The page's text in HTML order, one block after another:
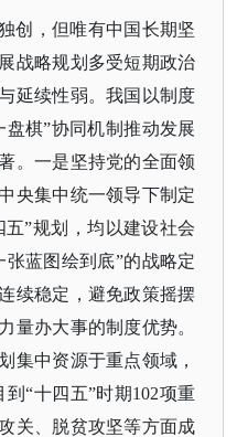
创，但唯有中国长期坚
战略规划多受短期政治
延续性弱。我国以制度
盘棋”协同机制推动发展
。一是坚持党的全面领
央集中统一领导下制定
五”规划，均以建设社会
蓝图绘到底”的战略定
续稳定，避免政策摇摆
量办大事的制度优势。
集中资源于重点领域，
到“十四五”时期102项重
关、脱贫攻坚等方面成